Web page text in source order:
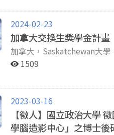
葉玉珠 國立政治大學師資培育中心特聘教授 國立政治大學大腦、心智與學習中心研究員 Email:
2024-02-23
加拿大交換生獎學金計畫
加拿大，Saskatchewan大
士）合作分析fNIRS數據，研究兒童認知能力。 短期六個月交流
1509
2023-03-16
【徵人】國立政治大學
學腦造影中心」之博士後